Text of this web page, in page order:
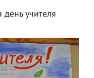
учителя